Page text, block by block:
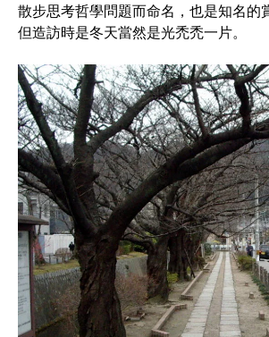
散步思考哲學問題而命名，也是知名的
但造訪時是冬天當然是光禿禿一片。